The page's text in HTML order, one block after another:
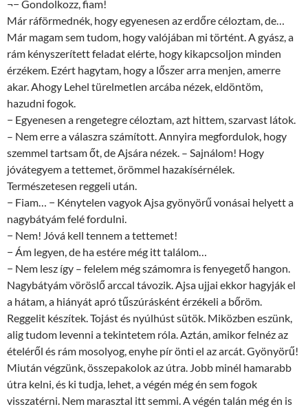
¬− Gondolkozz, fiam!
Már ráförmednék, hogy egyenesen az erdőre céloztam, de…
Már magam sem tudom, hogy valójában mi történt. A gyász, a
rám kényszerített feladat elérte, hogy kikapcsoljon minden
érzékem. Ezért hagytam, hogy a lőszer arra menjen, amerre
akar. Ahogy Lehel türelmetlen arcába nézek, eldöntöm,
hazudni fogok.
− Egyenesen a rengetegre céloztam, azt hittem, szarvast látok.
– Nem erre a válaszra számított. Annyira megfordulok, hogy
szemmel tartsam őt, de Ajsára nézek. – Sajnálom! Hogy
jóvátegyem a tettemet, örömmel hazakísérnélek.
Természetesen reggeli után.
− Fiam… − Kénytelen vagyok Ajsa gyönyörű vonásai helyett a
nagybátyám felé fordulni.
− Nem! Jóvá kell tennem a tettemet!
− Ám legyen, de ha estére még itt találom…
− Nem lesz így – felelem még számomra is fenyegető hangon.
Nagybátyám vöröslő arccal távozik. Ajsa ujjai ekkor hagyják el
a hátam, a hiányát apró tűszúrásként érzékeli a bőröm.
Reggelit készítek. Tojást és nyúlhúst sütök. Miközben eszünk,
alig tudom levenni a tekintetem róla. Aztán, amikor felnéz az
ételéről és rám mosolyog, enyhe pír önti el az arcát. Gyönyörű!
Miután végzünk, összepakolok az útra. Jobb minél hamarabb
útra kelni, és ki tudja, lehet, a végén még én sem fogok
visszatérni. Nem marasztal itt semmi. A végén talán még én is